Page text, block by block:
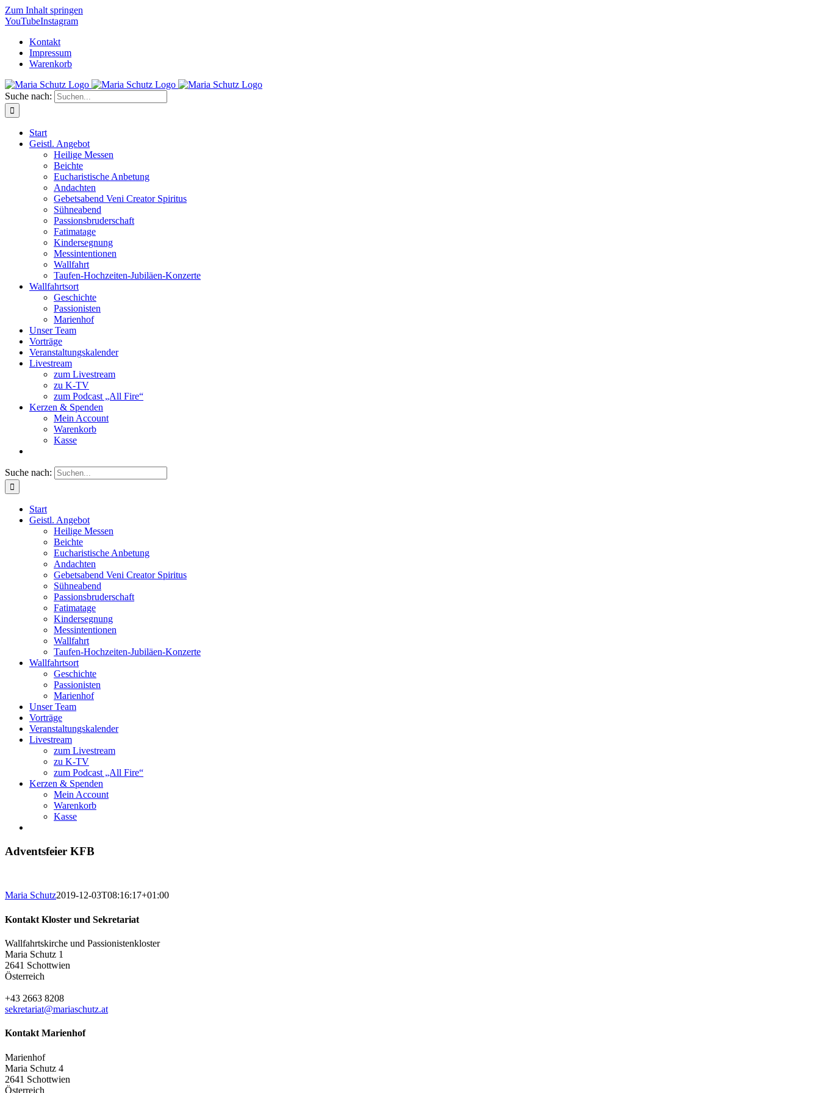
Zum Inhalt springen
YouTubeInstagram
Kontakt
Impressum
Warenkorb
Suche nach:
Start
Geistl. Angebot
Heilige Messen
Beichte
Eucharistische Anbetung
Andachten
Gebetsabend Veni Creator Spiritus
Sühneabend
Passionsbruderschaft
Fatimatage
Kindersegnung
Messintentionen
Wallfahrt
Taufen-Hochzeiten-Jubiläen-Konzerte
Wallfahrtsort
Geschichte
Passionisten
Marienhof
Unser Team
Vorträge
Veranstaltungskalender
Livestream
zum Livestream
zu K-TV
zum Podcast „All Fire“
Kerzen & Spenden
Mein Account
Warenkorb
Kasse
Suche nach:
Start
Geistl. Angebot
Heilige Messen
Beichte
Eucharistische Anbetung
Andachten
Gebetsabend Veni Creator Spiritus
Sühneabend
Passionsbruderschaft
Fatimatage
Kindersegnung
Messintentionen
Wallfahrt
Taufen-Hochzeiten-Jubiläen-Konzerte
Wallfahrtsort
Geschichte
Passionisten
Marienhof
Unser Team
Vorträge
Veranstaltungskalender
Livestream
zum Livestream
zu K-TV
zum Podcast „All Fire“
Kerzen & Spenden
Mein Account
Warenkorb
Kasse
Adventsfeier KFB
Maria Schutz2019-12-03T08:16:17+01:00
Kontakt Kloster und Sekretariat
Wallfahrtskirche und Passionistenkloster
Maria Schutz 1
2641 Schottwien
Österreich
+43 2663 8208
sekretariat@mariaschutz.at
Kontakt Marienhof
Marienhof
Maria Schutz 4
2641 Schottwien
Österreich